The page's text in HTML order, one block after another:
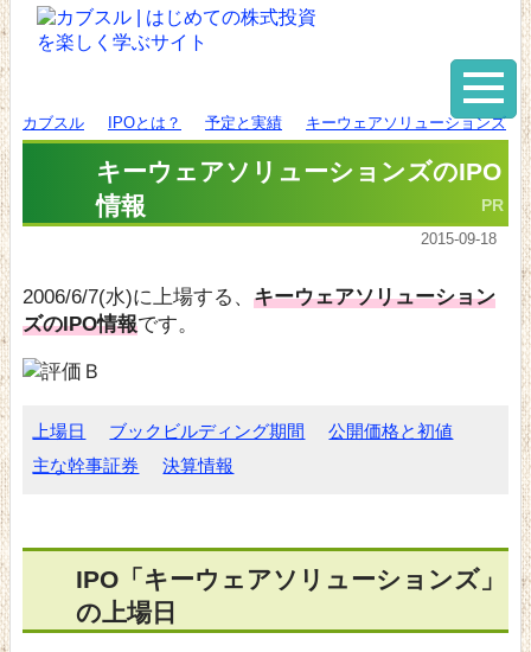
カブスル IPOとは？ 予定と実績 キーウェアソリューションズ
キーウェアソリューションズのIPO
情報
2015-09-18
2006/6/7(水)に上場する、 キーウェアソリューション
ズのIPO情報です。
上場日 ブックビルディング期間
公開価格と初値
主な幹事証券
決算情報
IPO「キーウェアソリューションズ」
の上場日